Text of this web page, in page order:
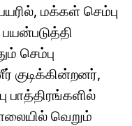
மக்கள் செம்பு
செம்பு
குடிக்கின்றனர்,
பாத்திரங்களில்
வெறும்